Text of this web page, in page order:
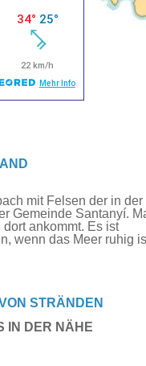
mit Felsen der in
Gemeinde Santanyí.
ankommt. Es ist
wenn das Meer ruhig
STRÄNDEN
IN DER NÄHE